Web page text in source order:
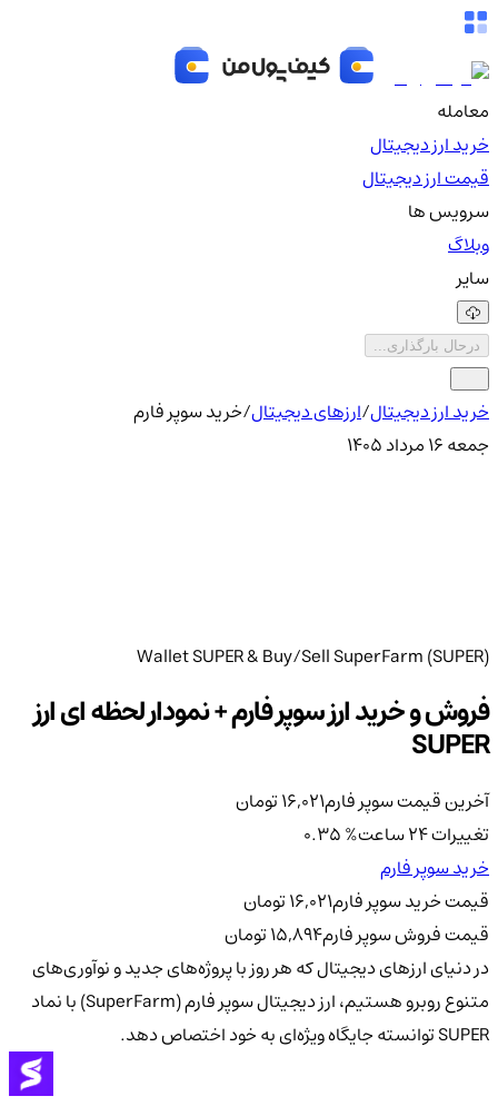
معامله
خرید ارز دیجیتال
قیمت ارز دیجیتال
سرویس ها
وبلاگ
سایر
درحال بارگذاری...
خرید ارز دیجیتال/ارزهای دیجیتال/خرید سوپر فارم
جمعه ۱۶ مرداد ۱۴۰۵
Wallet SUPER & Buy/Sell SuperFarm (SUPER)
فروش و خرید ارز سوپر فارم + نمودار لحظه ای ارز
SUPER
آخرین قیمت سوپر فارم16,021تومان
تغییرات 24 ساعت
0.35%
خرید سوپر فارم
قیمت خرید سوپر فارم16,021تومان
قیمت فروش سوپر فارم15,894تومان
در دنیای ارزهای دیجیتال که هر روز با پروژه‌های جدید و نوآوری‌های
متنوع روبرو هستیم، ارز دیجیتال سوپر فارم (SuperFarm) با نماد
SUPER توانسته جایگاه ویژه‌ای به خود اختصاص دهد.